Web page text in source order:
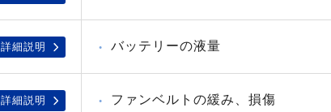
詳細説明 バッテリーの液量
詳細説明 ファンベルトの緩み、損傷